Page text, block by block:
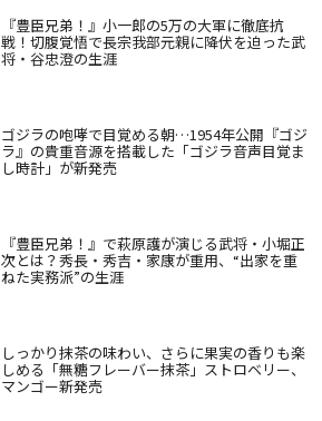
『豊臣兄弟！』小一郎の5万の大軍に徹底抗
戦！切腹覚悟で長宗我部元親に降伏を迫った武
将・谷忠澄の生涯
ゴジラの咆哮で目覚める朝…1954年公開『ゴジ
ラ』の貴重音源を搭載した「ゴジラ音声目覚ま
し時計」が新発売
『豊臣兄弟！』で萩原護が演じる武将・小堀正
次とは？秀長・秀吉・家康が重用、“出家を重
ねた実務派”の生涯
しっかり抹茶の味わい、さらに果実の香りも楽
しめる「無糖フレーバー抹茶」ストロベリー、
マンゴー新発売